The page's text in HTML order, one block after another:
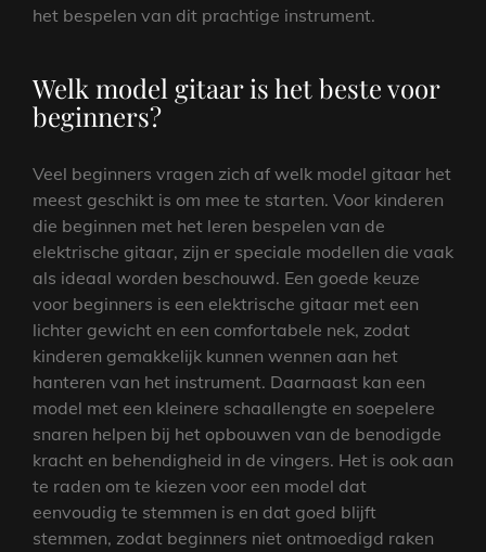
het bespelen van dit prachtige instrument.
Welk model gitaar is het beste voor
beginners?
Veel beginners vragen zich af welk model gitaar het
meest geschikt is om mee te starten. Voor kinderen
die beginnen met het leren bespelen van de
elektrische gitaar, zijn er speciale modellen die vaak
als ideaal worden beschouwd. Een goede keuze
voor beginners is een elektrische gitaar met een
lichter gewicht en een comfortabele nek, zodat
kinderen gemakkelijk kunnen wennen aan het
hanteren van het instrument. Daarnaast kan een
model met een kleinere schaallengte en soepelere
snaren helpen bij het opbouwen van de benodigde
kracht en behendigheid in de vingers. Het is ook aan
te raden om te kiezen voor een model dat
eenvoudig te stemmen is en dat goed blijft
stemmen, zodat beginners niet ontmoedigd raken